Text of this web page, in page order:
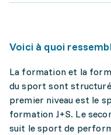
Voici à quoi
La formation et la
du sport sont
premier niveau est le
formation J+S. Le
suit le sport de